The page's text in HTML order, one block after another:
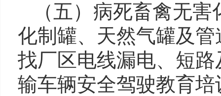
（五）病死畜禽无
化制罐、天然气罐及
找厂区电线漏电、短
输车辆安全驾驶教育